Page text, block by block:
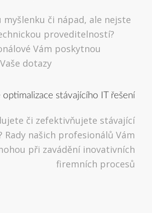
myšlenku či nápad, ale nejste
proveditelností?
Vám poskytnou
dotazy
optimalizace stávajícího IT řešení
či zefektivňujete stávající
Rady našich profesionálů Vám
při zavádění inovativních
firemních procesů